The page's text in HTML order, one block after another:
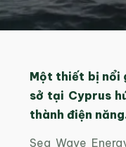
Một thiết bị nổi
sở tại Cyprus
thành điện
Sea Wave